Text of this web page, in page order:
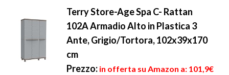
Terry Store-Age Spa C- Rattan
102A Armadio Alto in Plastica 3
Ante, Grigio/Tortora, 102x39x170
cm
Prezzo: in offerta su Amazon a: 101,9€